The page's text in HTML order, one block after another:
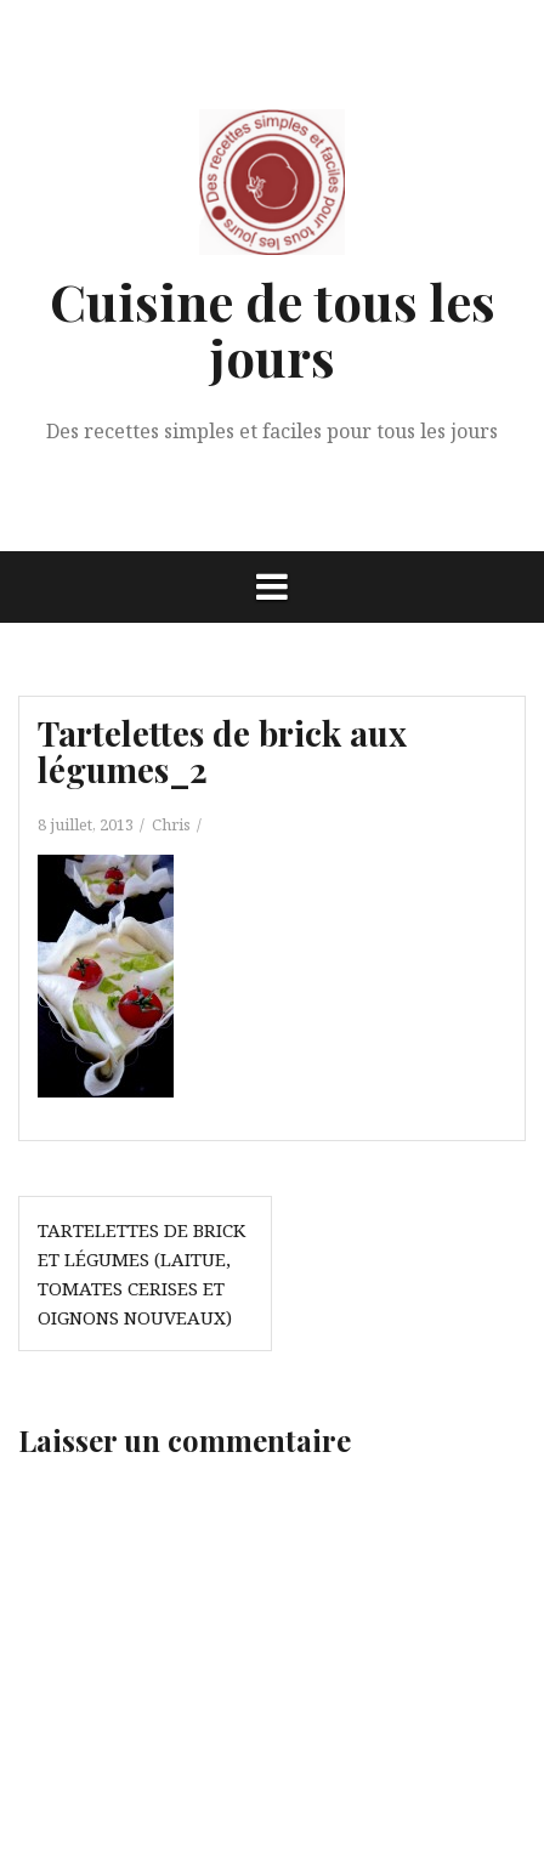
Cuisine de tous les
jours
Des recettes simples et faciles pour tous les jours
Tartelettes de brick aux
légumes_2
8 juillet, 2013 Chris
Navigation
de
l’article
TARTELETTES DE BRICK
ET LÉGUMES (LAITUE,
TOMATES CERISES ET
OIGNONS NOUVEAUX)
Laisser un commentaire